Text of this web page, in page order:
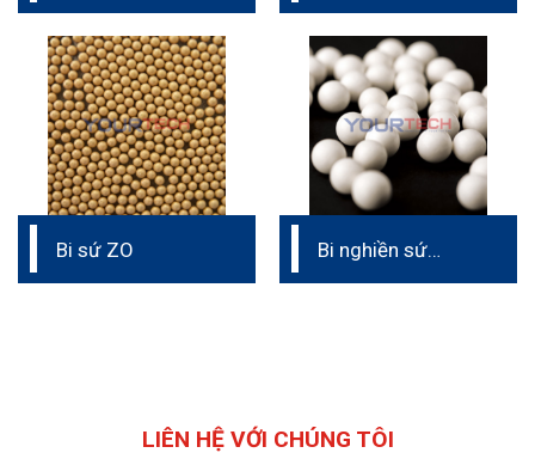
Bi sứ ZO
Bi nghiền sứ
LIÊN HỆ VỚI CHÚNG TÔI